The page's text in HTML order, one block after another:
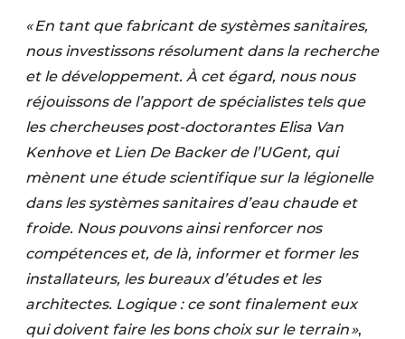
« En tant que fabricant de systèmes sanitaires,
nous investissons résolument dans la recherche
et le développement. À cet égard, nous nous
réjouissons de l’apport de spécialistes tels que
les chercheuses post-doctorantes Elisa Van
Kenhove et Lien De Backer de l’UGent, qui
mènent une étude scientifique sur la légionelle
dans les systèmes sanitaires d’eau chaude et
froide. Nous pouvons ainsi renforcer nos
compétences et, de là, informer et former les
installateurs, les bureaux d’études et les
architectes. Logique : ce sont finalement eux
qui doivent faire les bons choix sur le terrain »,